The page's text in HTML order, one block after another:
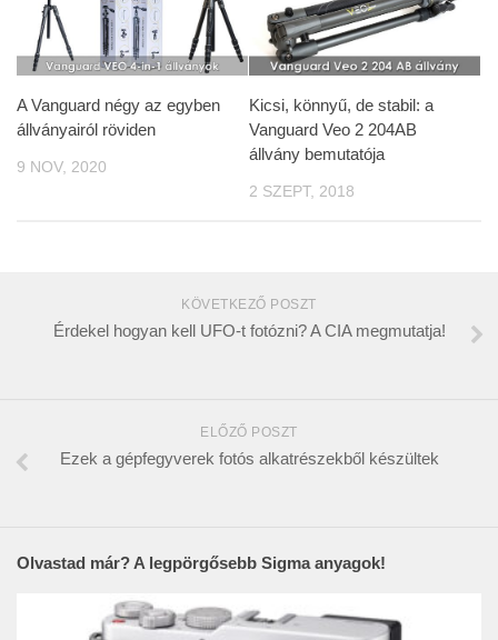
A Vanguard négy az egyben
állványairól röviden
9 NOV, 2020
Kicsi, könnyű, de stabil: a
Vanguard Veo 2 204AB
állvány bemutatója
2 SZEPT, 2018
KÖVETKEZŐ POSZT
Érdekel hogyan kell UFO-t fotózni? A CIA megmutatja!
ELŐZŐ POSZT
Ezek a gépfegyverek fotós alkatrészekből készültek
Olvastad már? A legpörgősebb Sigma anyagok!